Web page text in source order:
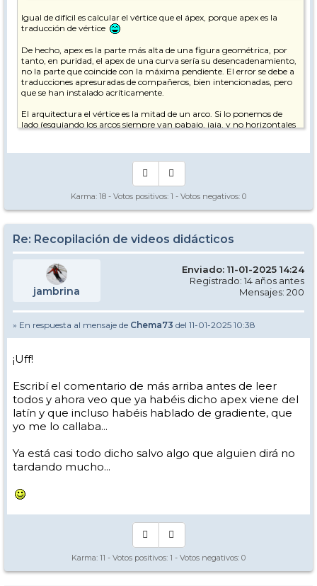
Igual de difícil es calcular el vértice que el ápex, porque apex es la
traducción de vértice
De hecho, apex es la parte más alta de una figura geométrica, por
tanto, en puridad, el apex de una curva sería su desencadenamiento,
no la parte que coincide con la máxima pendiente. El error se debe a
traducciones apresuradas de compañeros, bien intencionadas, pero
que se han instalado acríticamente.
El arquitectura el vértice es la mitad de un arco. Si lo ponemos de
lado (esquiando los arcos siempre van pabajo, jaja, y no horizontales
favor de la gravedad) a la negativa (en contra de la gravedad).
Este es el sentido que se le da a apex de la curva en el inglés del esquí,
y el que le quiso dar el compañero que lo tradujo así o, mejor dicho,
no lo tradujo, sino que lo puso en inglés directamente, sin que la
mayoría de la gente entendiera bien a qué se refería.
Karma: 18 - Votos positivos: 1 - Votos negativos: 0
Re: Recopilación de videos didácticos
jambrina
Enviado: 11-01-2025 14:24
Registrado: 14 años antes
Mensajes: 200
» En respuesta al mensaje de Chema73 del 11-01-2025 10:38
¡Uff!
Escribí el comentario de más arriba antes de leer
todos y ahora veo que ya habéis dicho apex viene del
latín y que incluso habéis hablado de gradiente, que
yo me lo callaba...
Ya está casi todo dicho salvo algo que alguien dirá no
tardando mucho...
Karma: 11 - Votos positivos: 1 - Votos negativos: 0